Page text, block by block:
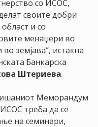
со ИСОС,
своите добри
и со
менаџери во
земјава“, истакна
Банкарска
Штериева.
Меморандум
треба да се
на семинари,